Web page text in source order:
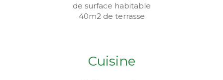
de surface habitable
40m2 de terrasse
Cuisine